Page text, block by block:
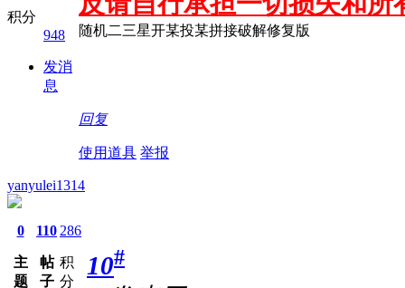
积分
948
发消
息
随机二三星开某投某拼接破解修复版
回复
使用道具 举报
yanyulei1314
0
主
题
110
帖
子
286
积
分
10#